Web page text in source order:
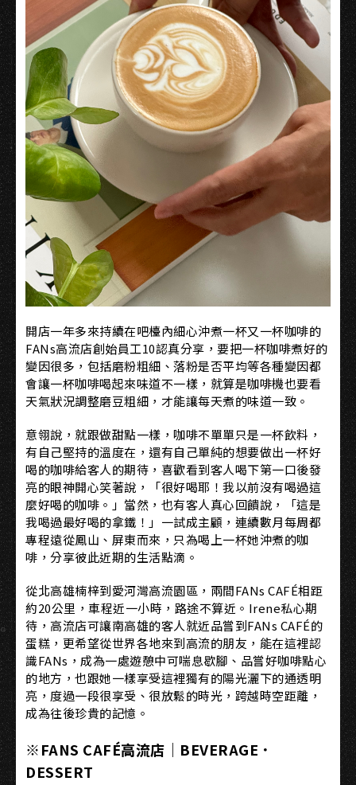
開店一年多來持續在吧檯內細心沖煮一杯又一杯咖啡的
FANs高流店創始員工10認真分享，要把一杯咖啡煮好的
變因很多，包括磨粉粗細、落粉是否平均等各種變因都
會讓一杯咖啡喝起來味道不一樣，就算是咖啡機也要看
天氣狀況調整磨豆粗細，才能讓每天煮的味道一致。
意翎說，就跟做甜點一樣，咖啡不單單只是一杯飲料，
有自己堅持的溫度在，還有自己單純的想要做出一杯好
喝的咖啡給客人的期待，喜歡看到客人喝下第一口後發
亮的眼神開心笑著說，「很好喝耶！我以前沒有喝過這
麼好喝的咖啡。」當然，也有客人真心回饋說，「這是
我喝過最好喝的拿鐵！」一試成主顧，連續數月每周都
專程遠從鳳山、屏東而來，只為喝上一杯她沖煮的咖
啡，分享彼此近期的生活點滴。
從北高雄楠梓到愛河灣高流園區，兩間FANs CAFÉ相距
約20公里，車程近一小時，路途不算近。Irene私心期
待，高流店可讓南高雄的客人就近品嘗到FANs CAFÉ的
蛋糕，更希望從世界各地來到高流的朋友，能在這裡認
識FANs，成為一處遊憩中可喘息歇腳、品嘗好咖啡點心
的地方，也跟她一樣享受這裡獨有的陽光灑下的通透明
亮，度過一段很享受、很放鬆的時光，跨越時空距離，
成為往後珍貴的記憶。
※FANS CAFÉ高流店｜BEVERAGE．
DESSERT